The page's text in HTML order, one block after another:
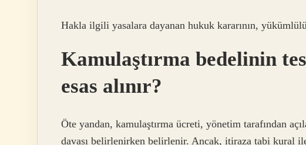
Hakla ilgili yasalara dayanan hukuk kararının,
Kamulaştırma bedelinin
esas alınır?
Öte yandan, kamulaştırma ücreti, yönetim tarafından
davası belirlenirken belirlenir. Ancak, itiraza tabi kural